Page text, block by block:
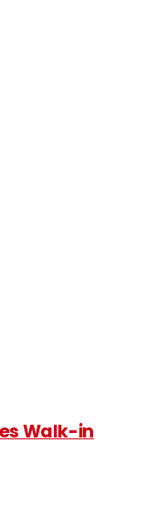
Walk-in